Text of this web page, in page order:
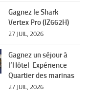
Gagnez le Shark
Vertex Pro (IZ662H)
27 JUIL, 2026
Gagnez un séjour à
l’Hôtel-Expérience
Quartier des marinas
27 JUIL, 2026